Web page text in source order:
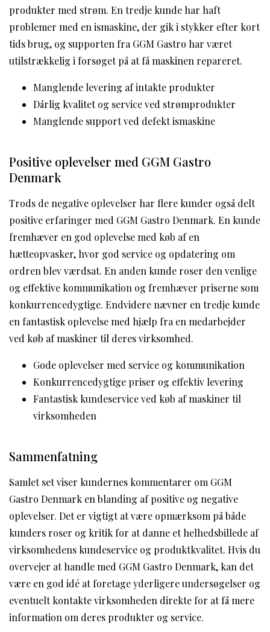
produkter med strøm. En tredje kunde har haft
problemer med en ismaskine, der gik i stykker efter kort
tids brug, og supporten fra GGM Gastro har været
utilstrækkelig i forsøget på at få maskinen repareret.
Manglende levering af intakte produkter
Dårlig kvalitet og service ved strømprodukter
Manglende support ved defekt ismaskine
Positive oplevelser med GGM Gastro
Denmark
Trods de negative oplevelser har flere kunder også delt
positive erfaringer med GGM Gastro Denmark. En kunde
fremhæver en god oplevelse med køb af en
hætteopvasker, hvor god service og opdatering om
ordren blev værdsat. En anden kunde roser den venlige
og effektive kommunikation og fremhæver priserne som
konkurrencedygtige. Endvidere nævner en tredje kunde
en fantastisk oplevelse med hjælp fra en medarbejder
ved køb af maskiner til deres virksomhed.
Gode oplevelser med service og kommunikation
Konkurrencedygtige priser og effektiv levering
Fantastisk kundeservice ved køb af maskiner til
virksomheden
Sammenfatning
Samlet set viser kundernes kommentarer om GGM
Gastro Denmark en blanding af positive og negative
oplevelser. Det er vigtigt at være opmærksom på både
kunders roser og kritik for at danne et helhedsbillede af
virksomhedens kundeservice og produktkvalitet. Hvis du
overvejer at handle med GGM Gastro Denmark, kan det
være en god idé at foretage yderligere undersøgelser og
eventuelt kontakte virksomheden direkte for at få mere
information om deres produkter og service.